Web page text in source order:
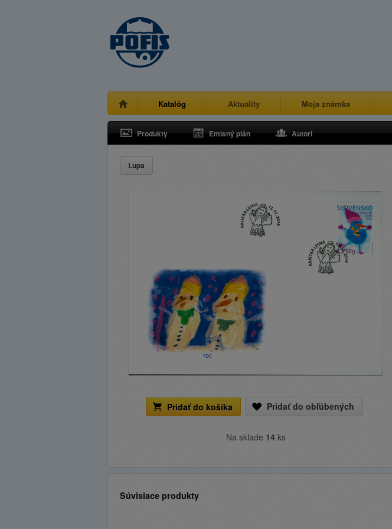
Katalóg Aktuality Moja známka
Produkty Emisný plán Autori
Lupa
Pridať do košíka Pridať do obľúbených
Na sklade 14ks
Súvisiace produkty